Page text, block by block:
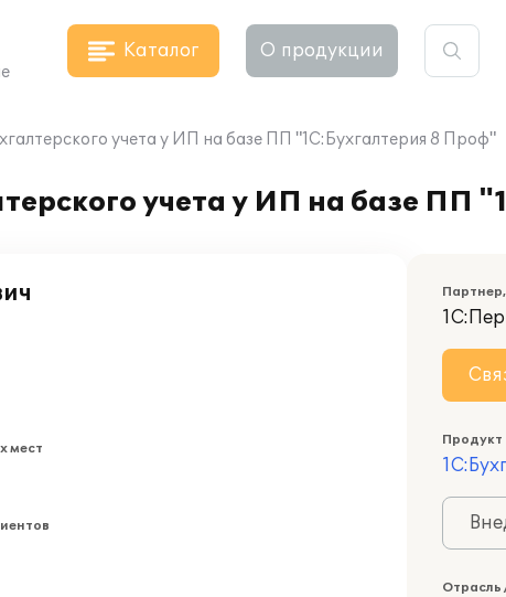
Каталог О продукции
учета у ИП на базе ПП "1С:Бухгалтерия 8 Проф"
учета у ИП на базе ПП
мест
Продукт
Отрасль